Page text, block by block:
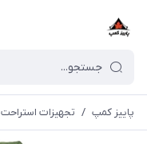
پاییز کمپ / تجهیزات استراحت